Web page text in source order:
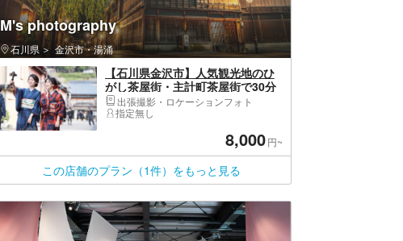
M's photography
石川県 金沢市・湯涌
【石川県金沢市】人気観光地のひ
がし茶屋街・主計町茶屋街で30分
写真撮影体験※プロカメラマンが思
い出を写真に残します。1人～ファ
出張撮影・ロケーションフォト
指定無し
8,000円~
この店舗のプラン（1件）をもっと見る